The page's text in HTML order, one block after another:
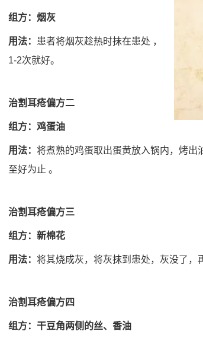
组方：烟灰
用法：
患者将烟灰趁热时抹在患处 ，
1-2次就好。
治割耳疮偏方二
组方：鸡蛋油
用法： 将煮熟的鸡蛋取出蛋黄放入锅内，烤出
至好为止 。
治割耳疮偏方三
组方：新棉花
用法： 将其烧成灰，将灰抹到患处，灰没了，
治割耳疮偏方四
组方：干豆角两侧的丝、香油